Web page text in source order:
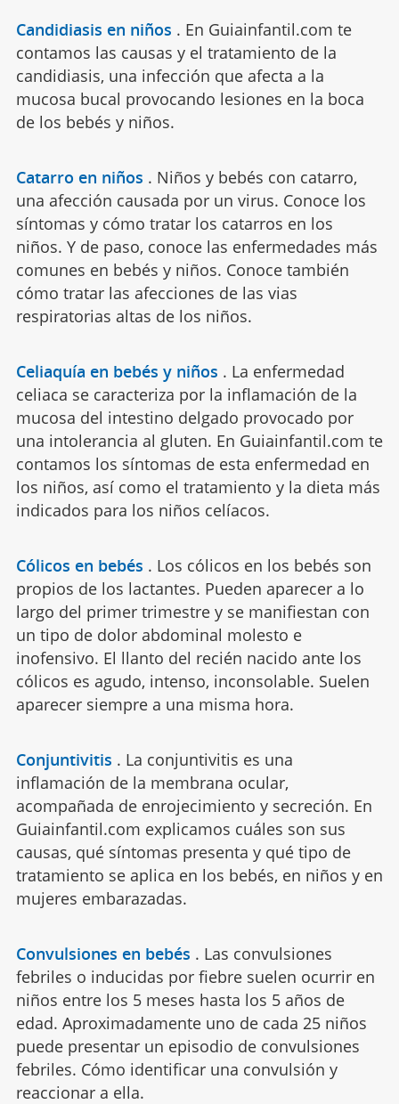
Candidiasis en niños . En Guiainfantil.com te
contamos las causas y el tratamiento de la
candidiasis, una infección que afecta a la
mucosa bucal provocando lesiones en la boca
de los bebés y niños.
Catarro en niños . Niños y bebés con catarro,
una afección causada por un virus. Conoce los
síntomas y cómo tratar los catarros en los
niños. Y de paso, conoce las enfermedades más
comunes en bebés y niños. Conoce también
cómo tratar las afecciones de las vias
respiratorias altas de los niños.
Celiaquía en bebés y niños . La enfermedad
celiaca se caracteriza por la inflamación de la
mucosa del intestino delgado provocado por
una intolerancia al gluten. En Guiainfantil.com te
contamos los síntomas de esta enfermedad en
los niños, así como el tratamiento y la dieta más
indicados para los niños celíacos.
Cólicos en bebés . Los cólicos en los bebés son
propios de los lactantes. Pueden aparecer a lo
largo del primer trimestre y se manifiestan con
un tipo de dolor abdominal molesto e
inofensivo. El llanto del recién nacido ante los
cólicos es agudo, intenso, inconsolable. Suelen
aparecer siempre a una misma hora.
Conjuntivitis . La conjuntivitis es una
inflamación de la membrana ocular,
acompañada de enrojecimiento y secreción. En
Guiainfantil.com explicamos cuáles son sus
causas, qué síntomas presenta y qué tipo de
tratamiento se aplica en los bebés, en niños y en
mujeres embarazadas.
Convulsiones en bebés . Las convulsiones
febriles o inducidas por fiebre suelen ocurrir en
niños entre los 5 meses hasta los 5 años de
edad. Aproximadamente uno de cada 25 niños
puede presentar un episodio de convulsiones
febriles. Cómo identificar una convulsión y
reaccionar a ella.